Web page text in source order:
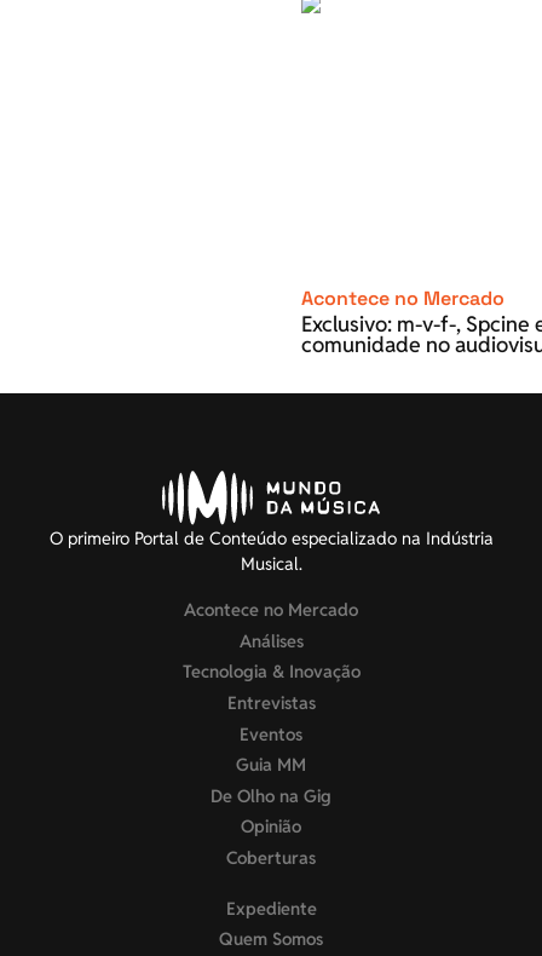
Acontece no Mercado
Exclusivo: m-v-f-,
comunidade no
O primeiro Portal de Conteúdo especializado na Indústria
Musical.
Acontece no Mercado
Análises
Tecnologia & Inovação
Entrevistas
Eventos
Guia MM
De Olho na Gig
Opinião
Coberturas
Expediente
Quem Somos